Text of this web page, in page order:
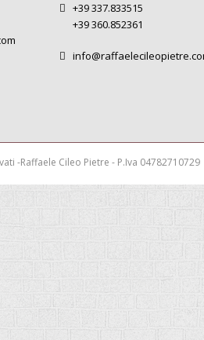
+39 337.833515
+39 360.852361
-Raffaele Cileo Pietre - P.Iva 04782710729